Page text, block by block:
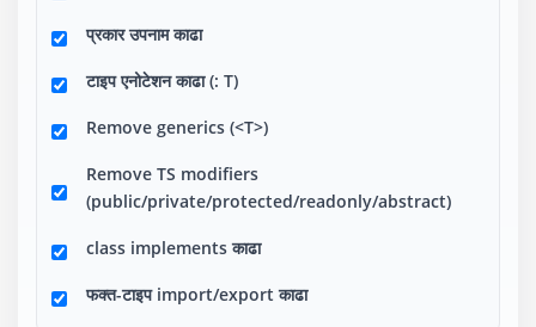
प्रकार उपनाम काढा
टाइप एनोटेशन काढा (: T)
Remove generics (<T>)
Remove TS modifiers
(public/private/protected/readonly/abstract)
class implements काढा
फक्त-टाइप import/export काढा